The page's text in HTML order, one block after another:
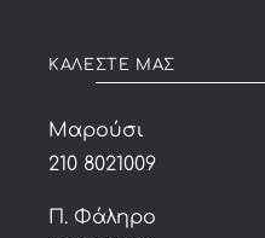
ΚΑΛΕΣΤΕ ΜΑΣ
Μαρούσι
210 8021009
Π. Φάληρο